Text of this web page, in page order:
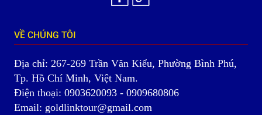
VỀ CHÚNG TÔI
Địa chỉ: 267-269 Trần Văn Kiểu, Phường Bình Phú,
Tp. Hồ Chí Minh, Việt Nam.
Điện thoại: 0903620093 - 0909680806
Email: goldlinktour@gmail.com